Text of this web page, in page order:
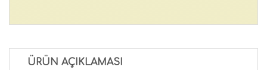
ÜRÜN AÇIKLAMASI